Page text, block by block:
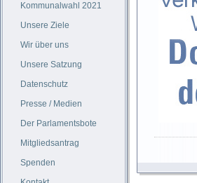
Kommunalwahl 2021
Unsere Ziele
Wir über uns
Unsere Satzung
Datenschutz
Presse / Medien
Der Parlamentsbote
Mitgliedsantrag
Spenden